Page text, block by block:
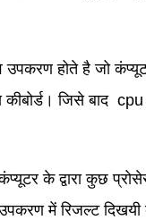
उपकरण होते है जो
कीबोर्ड। जिसे बाद
के द्वारा कुछ
उपकरण में रिजल्ट